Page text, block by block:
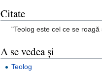
Citate
"Teolog este cel ce se
A se vedea și
Teolog